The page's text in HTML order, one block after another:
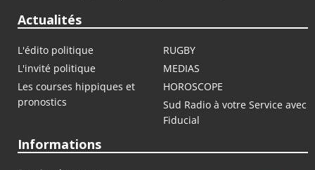
Actualités
L'édito politique
RUGBY
L'invité politique
MEDIAS
Les courses hippiques et
pronostics
HOROSCOPE
Sud Radio à votre Service avec
Fiducial
Informations